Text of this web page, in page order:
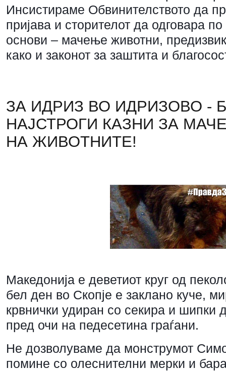
Инсистираме Обвинителството да
пријава и сторителот да одговара
основи – мачење животни,
како и законот за заштита и
ЗА ИДРИЗ ВО ИДРИЗОВО -
НАЈСТРОГИ КАЗНИ ЗА
НА ЖИВОТНИТЕ!
Македонија е деветиот круг од
бел ден во Скопје е заклано куче,
крвнички удиран со секира и шипки
пред очи на педесетина граѓани.
Не дозволуваме да монструмот
помине со олеснителни мерки и